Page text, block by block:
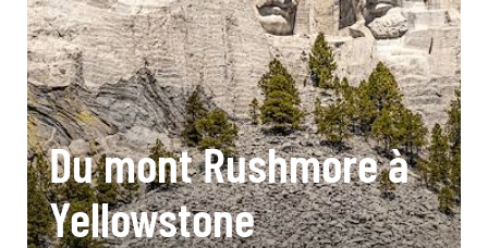
Du mont Rushmore à
Yellowstone